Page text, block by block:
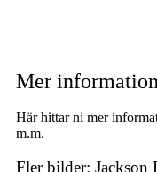
Mer
Här hittar ni mer
m.m.
Fler bilder: Jackson